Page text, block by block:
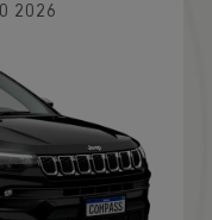
2026